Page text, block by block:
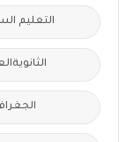
التعليم